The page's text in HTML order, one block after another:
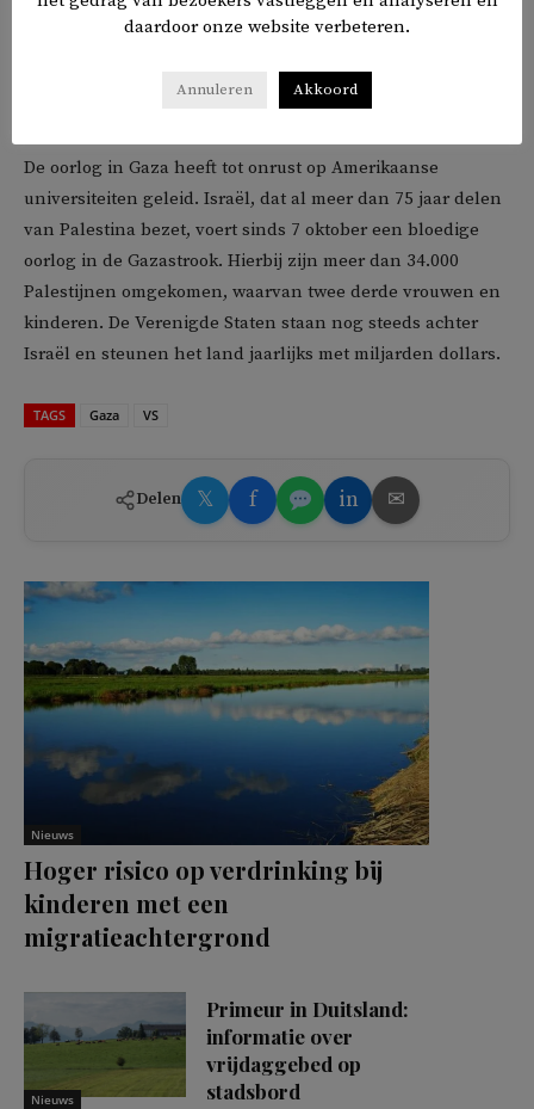
Het is niet duidelijk of de pro-Israëlische of de pro-
groepen hebben doorbroken. De universiteit zegt extra
veiligheidsmaatregelen te zullen treffen.
De oorlog in Gaza heeft tot onrust op Amerikaanse
universiteiten geleid. Israël, dat al meer dan 75 jaar delen
van Palestina bezet, voert sinds 7 oktober een bloedige
oorlog in de Gazastrook. Hierbij zijn meer dan 34.000
Palestijnen omgekomen, waarvan twee derde vrouwen en
kinderen. De Verenigde Staten staan nog steeds achter
Israël en steunen het land jaarlijks met miljarden dollars.
TAGS Gaza VS
Delen 𝕏 f in ✉
Nieuws
Hoger risico op verdrinking bij
kinderen met een
migratieachtergrond
Nieuws
Primeur in Duitsland:
informatie over
vrijdaggebed op
stadsbord
daardoor onze website verbeteren.
Annuleren Akkoord